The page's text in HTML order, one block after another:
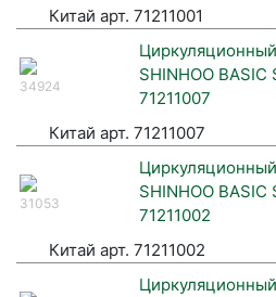
Китай арт. 71211001
34924
SHINHOO
71211007
Китай арт. 71211007
31053
SHINHOO BASIC
71211002
Китай арт. 71211002